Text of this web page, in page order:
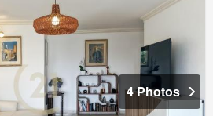
4 Photos